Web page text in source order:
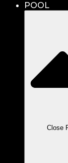
POOL
Close